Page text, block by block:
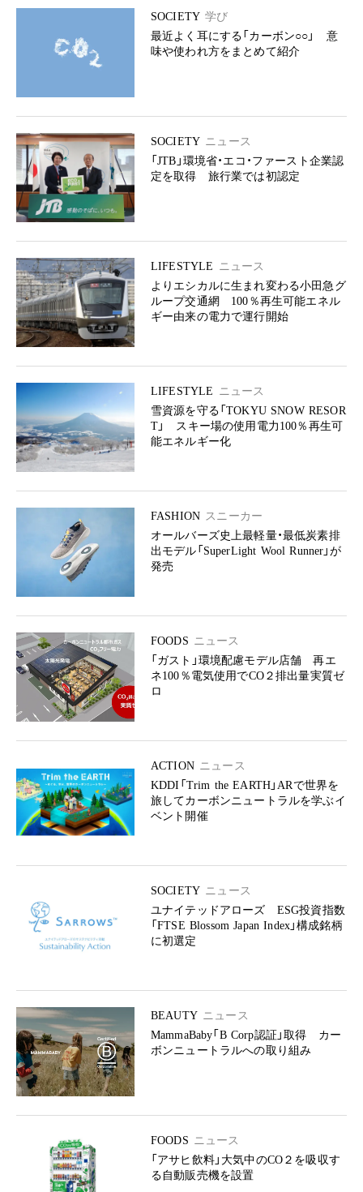
SOCIETY 学び
最近よく耳にする「カーボン○○」 意
味や使われ方をまとめて紹介
SOCIETY ニュース
「JTB」環境省・エコ・ファースト企業認
定を取得 旅行業では初認定
LIFESTYLE ニュース
よりエシカルに生まれ変わる小田急グ
ループ交通網 100％再生可能エネル
ギー由来の電力で運行開始
LIFESTYLE ニュース
雪資源を守る「TOKYU SNOW RESOR
T」 スキー場の使用電力100％再生可
能エネルギー化
FASHION スニーカー
オールバーズ史上最軽量・最低炭素排
出モデル「SuperLight Wool Runner」が
発売
FOODS ニュース
「ガスト」環境配慮モデル店舗 再エ
ネ100％電気使用でCO２排出量実質ゼ
ロ
ACTION ニュース
KDDI「Trim the EARTH」ARで世界を
旅してカーボンニュートラルを学ぶイ
ベント開催
SOCIETY ニュース
ユナイテッドアローズ ESG投資指数
「FTSE Blossom Japan Index」構成銘柄
に初選定
BEAUTY ニュース
MammaBaby「B Corp認証」取得 カー
ボンニュートラルへの取り組み
FOODS ニュース
「アサヒ飲料」大気中のCO２を吸収す
る自動販売機を設置